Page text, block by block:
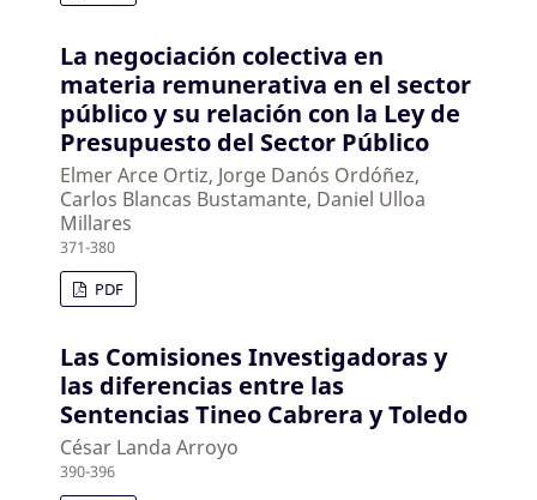
La negociación colectiva en
materia remunerativa en el sector
público y su relación con la Ley de
Presupuesto del Sector Público
Elmer Arce Ortiz, Jorge Danós Ordóñez,
Carlos Blancas Bustamante, Daniel Ulloa
Millares
371-380
PDF
Las Comisiones Investigadoras y
las diferencias entre las
Sentencias Tineo Cabrera y Toledo
César Landa Arroyo
390-396